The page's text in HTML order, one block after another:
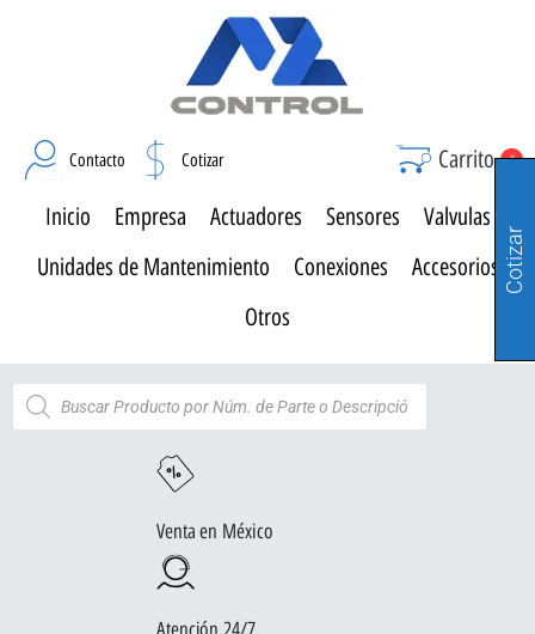
Contacto Cotizar Carrito 0
Inicio Empresa Actuadores Sensores
Valvulas
Unidades de Mantenimiento
Conexiones
Accesorios
Otros
Venta en México
Atención 24/7
Cotizar